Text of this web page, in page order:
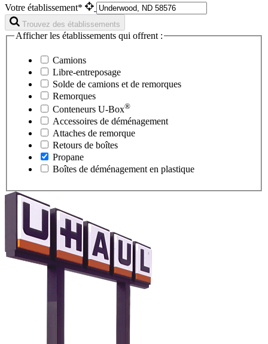
Votre établissement*
Trouvez des établissements
Afficher les établissements qui offrent :
Camions
Libre-entreposage
Solde de camions et de remorques
Remorques
Conteneurs U-Box®
Accessoires de déménagement
Attaches de remorque
Retours de boîtes
Propane
Boîtes de déménagement en plastique